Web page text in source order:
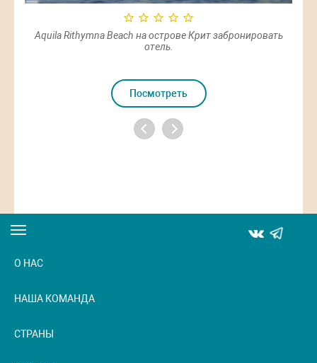
Aquila Rithymna Beach на острове Крит забронировать
отель.
Посмотреть
Toggle
О НАС
НАША КОМАНДА
СТРАНЫ